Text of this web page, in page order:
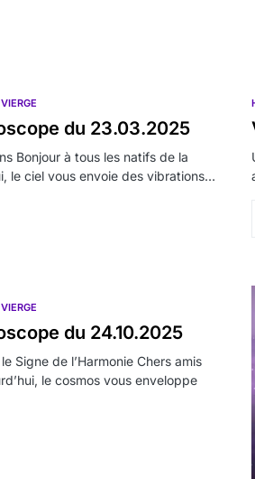
du 23.03.2025
Bonjour à tous les natifs de la
le ciel vous envoie des vibrations…
du 24.10.2025
Signe de l’Harmonie Chers amis
le cosmos vous enveloppe